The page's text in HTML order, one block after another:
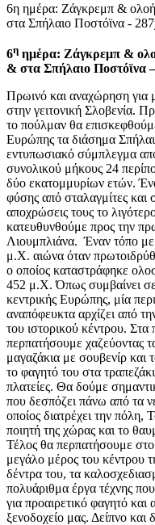
6η ημέρα: Ζάγκρεμπ &
στα Σπήλαιο Ποστόϊνα -
6η ημέρα: Ζάγκρεμπ &
& στα Σπήλαιο Ποστόϊνα
Πρωινό και αναχώρηση για
στην γειτονική Σλοβενία.
το πούλμαν θα
Ευρώπης τα διάσημα
εντυπωσιακό σύμπλεγμα
συνολικού μήκους 24
δύο εκατομμυρίων ετών.
φύσης από σταλαγμίτες και
αποχρώσεις τους το
κατευθυνθούμε προς την
Λιουμπλιάνα. Έναν τόπο με
μ.Χ. αιώνα όταν
o οποίος καταστράφηκε
452 μ.Χ. Όπως συμβαίνει
κεντρικής Ευρώπης, μία
αναπόφευκτα αρχίζει από
του ιστορικού κέντρου.
περπατήσουμε χαζεύοντας
μαγαζάκια με σουβενίρ
το φαγητό του στα
πλατείες. Θα δούμε
που δεσπόζει πάνω από τα
οποίος διατρέχει την
ποιητή της χώρας και το
Τέλος θα περπατήσουμε
μεγάλο μέρος του κέντρου
δέντρα του, τα
πολυάριθμα έργα τέχνης
για προαιρετικό φαγητό
ξενοδοχείο μας. Δείπνο και